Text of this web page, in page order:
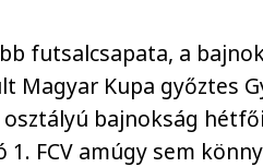
futsalcsapata, a
Magyar Kupa győztes
osztályú bajnokság
1. FCV amúgy sem